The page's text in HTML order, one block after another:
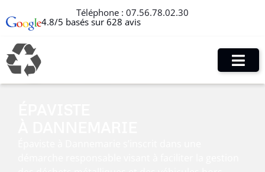
Téléphone : 07.56.78.02.30
4.8/5 basés sur 628 avis